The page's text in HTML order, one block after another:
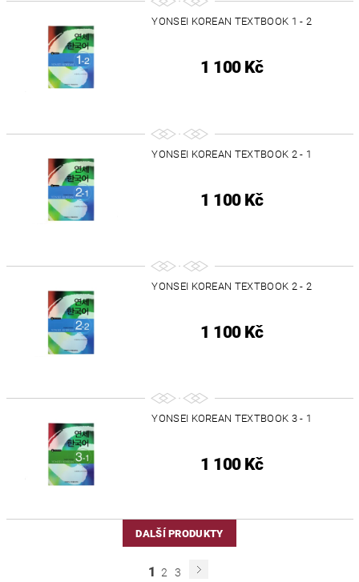
YONSEI KOREAN TEXTBOOK 1 - 2
1 100 Kč
YONSEI KOREAN TEXTBOOK 2 - 1
1 100 Kč
YONSEI KOREAN TEXTBOOK 2 - 2
1 100 Kč
YONSEI KOREAN TEXTBOOK 3 - 1
1 100 Kč
DALŠÍ PRODUKTY
1 2 3